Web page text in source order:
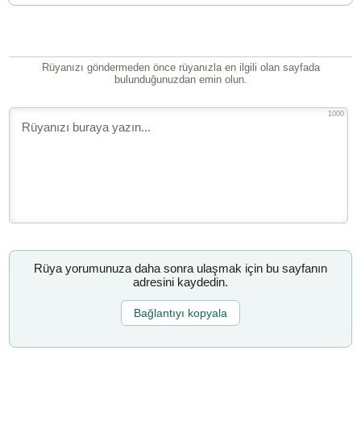
Rüyanızı göndermeden önce rüyanızla en ilgili olan sayfada
bulunduğunuzdan emin olun.
1000
Rüya yorumunuza daha sonra ulaşmak için bu sayfanın
adresini kaydedin.
Bağlantıyı kopyala